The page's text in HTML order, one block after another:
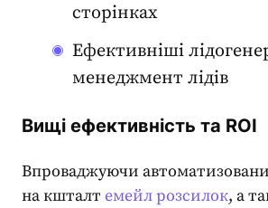
сторінках
Ефективніші
менеджмент лідів
Вищі ефективність та ROI
Впроваджуючи
на кшталт емейл розсилок, а